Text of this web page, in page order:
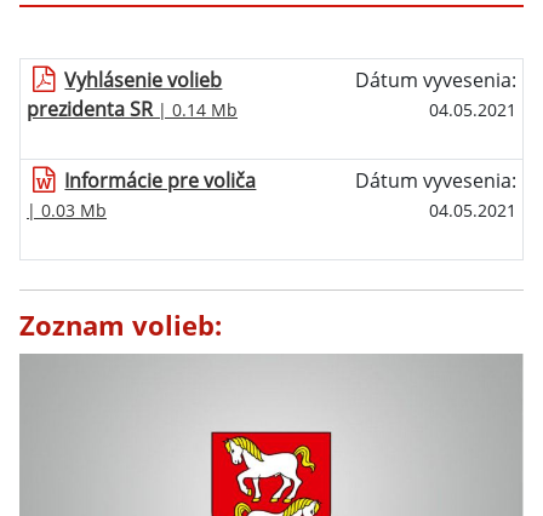
Vyhlásenie volieb
prezidenta SR| 0.14 Mb
Dátum vyvesenia:
04.05.2021
Informácie pre voliča
| 0.03 Mb
Dátum vyvesenia:
04.05.2021
Zoznam volieb: